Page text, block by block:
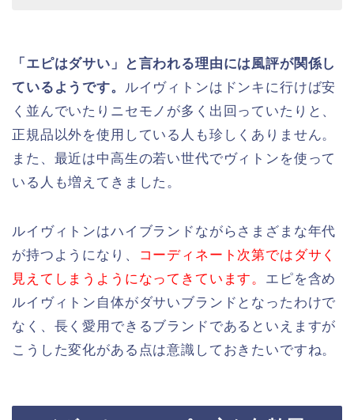
「エピはダサい」と言われる理由には風評が関係し
ているようです。 ルイヴィトンはドンキに行けば安
く並んでいたりニセモノが多く出回っていたりと、
正規品以外を使用している人も珍しくありません。
また、最近は中高生の若い世代でヴィトンを使って
いる人も増えてきました。
ルイヴィトンはハイブランドながらさまざまな年代
が持つようになり、
コーディネート次第ではダサく
見えてしまうようになってきています。 エピを含め
ルイヴィトン自体がダサいブランドとなったわけで
なく、長く愛用できるブランドであるといえますが
こうした変化がある点は意識しておきたいですね。